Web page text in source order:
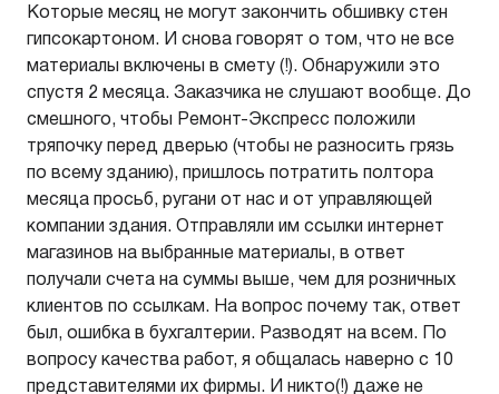
Которые месяц не могут закончить обшивку стен
гипсокартоном. И снова говорят о том, что не все
материалы включены в смету (!). Обнаружили это
спустя 2 месяца. Заказчика не слушают вообще. До
смешного, чтобы Ремонт-Экспресс положили
тряпочку перед дверью (чтобы не разносить грязь
по всему зданию), пришлось потратить полтора
месяца просьб, ругани от нас и от управляющей
компании здания. Отправляли им ссылки интернет
магазинов на выбранные материалы, в ответ
получали счета на суммы выше, чем для розничных
клиентов по ссылкам. На вопрос почему так, ответ
был, ошибка в бухгалтерии. Разводят на всем. По
вопросу качества работ, я общалась наверно с 10
представителями их фирмы. И никто(!) даже не